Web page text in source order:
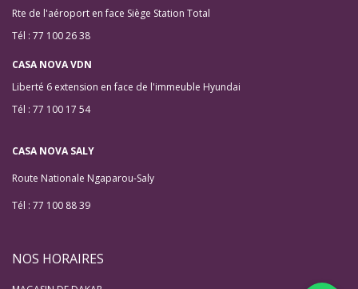
Rte de l'aéroport en face Siège Station Total
Tél : 77 100 26 38
CASA NOVA VDN
Liberté 6 extension en face de l'immeuble Hyundai
Tél : 77 100 17 54
CASA NOVA SALY
Route Nationale Ngaparou-Saly
Tél : 77 100 88 39
NOS HORAIRES